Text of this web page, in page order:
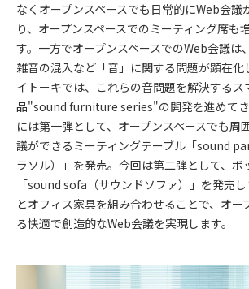
なくオープンスペースでも日常的にWeb会議
り、オープンスペースでのミーティング席も
す。一方でオープンスペースでのWeb会議は
雑音の混入など「音」に関する問題が顕在化
イトーキでは、これらの音問題を解決するス
品"sound furniture series"の開発を進めて
には第一弾として、オープンスペースでも周
議ができるミーティングテーブル「sound
ラソル）」を発売。今回は第二弾として、ボ
「sound sofa（サウンドソファ）」を発売
とオフィス家具を組み合わせることで、オー
る快適で創造的なWeb会議を実現します。